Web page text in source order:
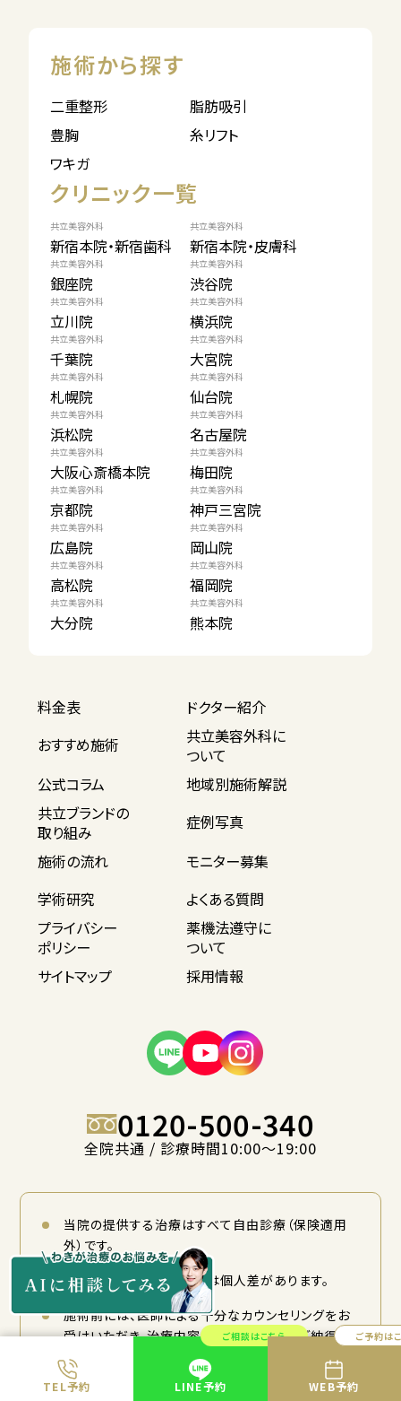
TEL予約
ご相談はこちら
LINE予約
ご予約は
WEB予約
施術から探す
二重整形
脂肪吸引
豊胸
糸リフト
ワキガ
クリニック一覧
共立美容外科
新宿本院・新宿歯科
共立美容外科
新宿本院・皮膚科
共立美容外科
銀座院
共立美容外科
渋谷院
共立美容外科
立川院
共立美容外科
横浜院
共立美容外科
千葉院
共立美容外科
大宮院
共立美容外科
札幌院
共立美容外科
仙台院
共立美容外科
浜松院
共立美容外科
名古屋院
共立美容外科
大阪心斎橋本院
共立美容外科
梅田院
共立美容外科
京都院
共立美容外科
神戸三宮院
共立美容外科
広島院
共立美容外科
岡山院
共立美容外科
高松院
共立美容外科
福岡院
共立美容外科
大分院
共立美容外科
熊本院
料金表
ドクター紹介
おすすめ施術
共立美容外科に
ついて
公式コラム
地域別施術解説
共立ブランドの
取り組み
症例写真
施術の流れ
モニター募集
学術研究
よくある質問
プライバシー
ポリシー
薬機法遵守に
ついて
サイトマップ
採用情報
0120-500-340
全院共通 / 診療時間10:00〜19:00
当院の提供する治療はすべて自由診療（保険適用
外）です。
治療の効果や仕上がりには個人差があります。
施術前には、医師による十分なカウンセリングをお
受けいただき、治療内容やリスクについてご納得の
上でご検討ください。
治療には国内で承認された医薬品・医療機器を使